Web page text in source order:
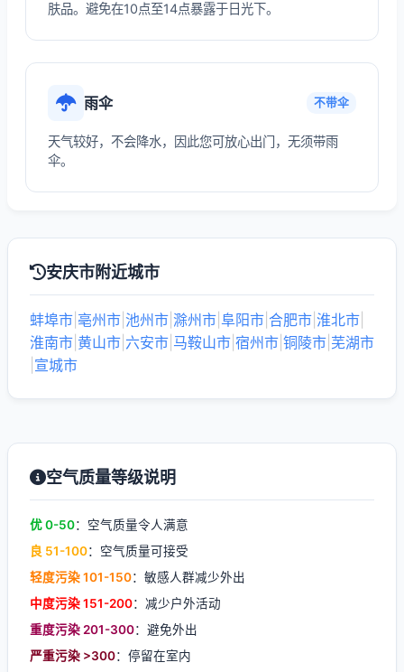
肤品。避免在10点至14点暴露于日光下。
雨伞 不带伞
天气较好，不会降水，因此您可放心出门，无须带雨
伞。
安庆市附近城市
蚌埠市 亳州市 池州市 滁州市 阜阳市 合肥市 淮北市
淮南市 黄山市 六安市 马鞍山市 宿州市 铜陵市 芜湖市
宣城市
空气质量等级说明
优 0-50：空气质量令人满意
良 51-100：空气质量可接受
轻度污染 101-150：敏感人群减少外出
中度污染 151-200：减少户外活动
重度污染 201-300：避免外出
严重污染 >300：停留在室内